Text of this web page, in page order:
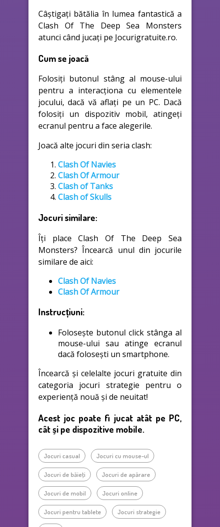
Câștigați bătălia în lumea fantastică a
Clash Of The Deep Sea Monsters
atunci când jucați pe Jocurigratuite.ro.
Cum se joacă
Folosiți butonul stâng al mouse-ului
pentru a interacționa cu elementele
jocului, dacă vă aflați pe un PC. Dacă
folosiți un dispozitiv mobil, atingeți
ecranul pentru a face alegerile.
Joacă alte jocuri din seria clash:
Clash Of Navies
Clash Of Armour
Clash of Tanks
Clash of Skulls
Jocuri similare:
Îți place Clash Of The Deep Sea
Monsters? Încearcă unul din jocurile
similare de aici:
Clash Of Navies
Clash Of Armour
Instrucțiuni:
Folosește butonul click stânga al
mouse-ului sau atinge ecranul
dacă folosești un smartphone.
Încearcă și celelalte jocuri gratuite din
categoria jocuri strategie pentru o
experiență nouă și de neuitat!
Acest joc poate fi jucat atât pe PC,
cât și pe dispozitive mobile.
Jocuri casual Jocuri cu mouse-ul
Jocuri de băieţi Jocuri de apărare
Jocuri de mobil Jocuri online
Jocuri pentru tablete Jocuri strategie